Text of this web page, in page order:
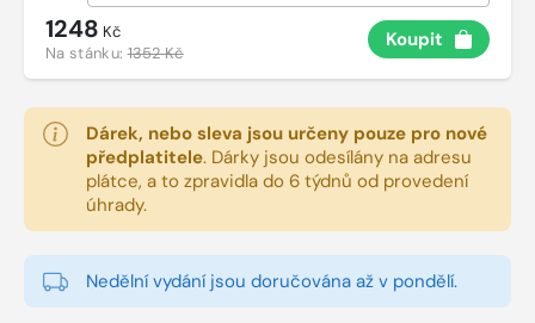
1248 Kč
Na stánku:1352 Kč
Koupit
Dárek, nebo sleva jsou určeny pouze pro nové
předplatitele. Dárky jsou odesílány na adresu
plátce, a to zpravidla do 6 týdnů od provedení
úhrady.
Nedělní vydání jsou doručována až v pondělí.